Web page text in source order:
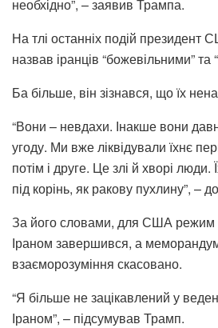
необхідно”, – заявив Трампа.
На тлі останніх подій президент
назвав іранців “божевільними” та
Ба більше, він зізнався, що їх
“Вони – невдахи. Інакше вони
угоду. Ми вже ліквідували їхнє
потім і друге. Це злі й хворі люди.
під корінь, як ракову пухлину”, –
За його словами, для США режим
Іраном завершився, а
взаєморозуміння скасовано.
“Я більше не зацікавлений у
Іраном”, – підсумував Трамп.